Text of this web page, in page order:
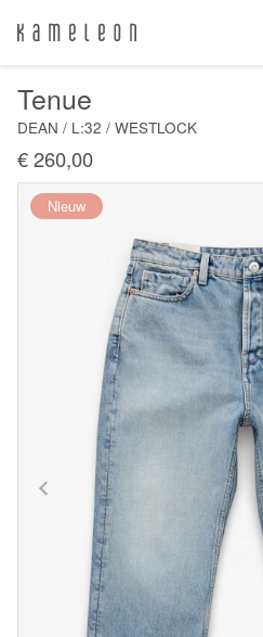
Tenue
DEAN / L:32 / WESTLOCK
€ 260,00
Nieuw